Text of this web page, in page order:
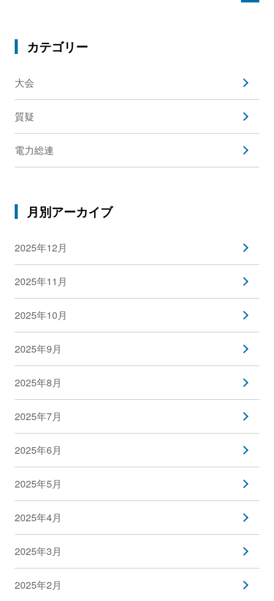
カテゴリー
大会
質疑
電力総連
月別アーカイブ
2025年12月
2025年11月
2025年10月
2025年9月
2025年8月
2025年7月
2025年6月
2025年5月
2025年4月
2025年3月
2025年2月